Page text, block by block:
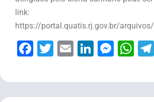
link:
https://portal.quatis.rj.gov.br/
Facebook
Twitter
EmailLinkedIn